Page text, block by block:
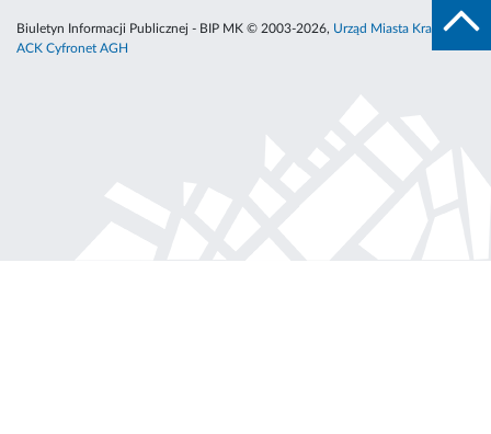
Biuletyn Informacji Publicznej - BIP MK © 2003-2026, Urząd Miasta Krakowa
ACK Cyfronet AGH